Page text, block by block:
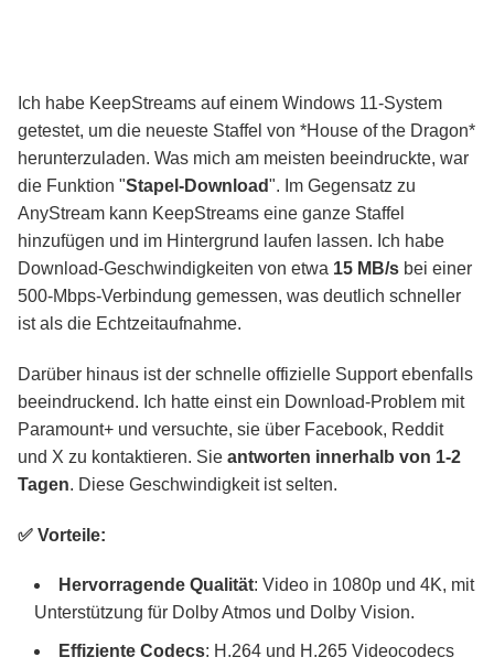
Ich habe KeepStreams auf einem Windows 11-System
getestet, um die neueste Staffel von *House of the Dragon*
herunterzuladen. Was mich am meisten beeindruckte, war
die Funktion "Stapel-Download". Im Gegensatz zu
AnyStream kann KeepStreams eine ganze Staffel
hinzufügen und im Hintergrund laufen lassen. Ich habe
Download-Geschwindigkeiten von etwa 15 MB/s bei einer
500-Mbps-Verbindung gemessen, was deutlich schneller
ist als die Echtzeitaufnahme.
Darüber hinaus ist der schnelle offizielle Support ebenfalls
beeindruckend. Ich hatte einst ein Download-Problem mit
Paramount+ und versuchte, sie über Facebook, Reddit
und X zu kontaktieren. Sie antworten innerhalb von 1-2
Tagen. Diese Geschwindigkeit ist selten.
✅ Vorteile:
Hervorragende Qualität: Video in 1080p und 4K, mit
Unterstützung für Dolby Atmos und Dolby Vision.
Effiziente Codecs: H.264 und H.265 Videocodecs